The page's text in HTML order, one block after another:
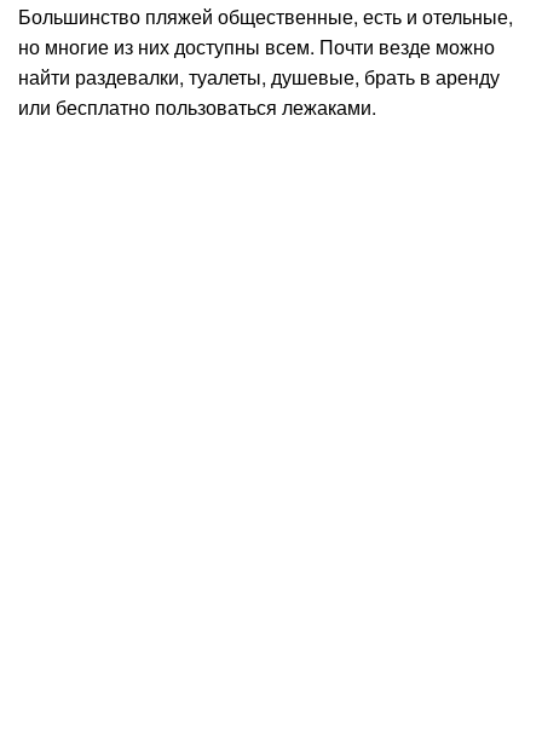
Большинство пляжей общественные, есть и отельные,
но многие из них доступны всем. Почти везде можно
найти раздевалки, туалеты, душевые, брать в аренду
или бесплатно пользоваться лежаками.